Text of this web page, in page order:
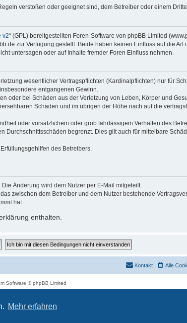
Mehr erfahren
verstoßen oder geeignet sind, dem Betreiber oder einem
v2“ (GPL) bereitgestellten Foren-Software von phpBB Limited
zur Verfügung gestellt. Beide haben keinen Einfluss auf die Art
untersagen oder auf Inhalte fremder Foren Einfluss nehmen.
wesentlicher Vertragspflichten (Kardinalpflichten) nur für
entgangenen Gewinn.
oder bei Schäden aus der Verletzung von Leben, Körper und
Schäden und im übrigen der Höhe nach auf die
oder vorsätzlichem oder grob fahrlässigem Verhalten des
begrenzt. Dies gilt auch für mittelbare
des Betreibers.
Änderung wird dem Nutzer per E-Mail mitgeteilt.
zwischen dem Betreiber und dem Nutzer bestehende
hat.
enthalten.
Alle
Kontakt
Software © phpBB Limited